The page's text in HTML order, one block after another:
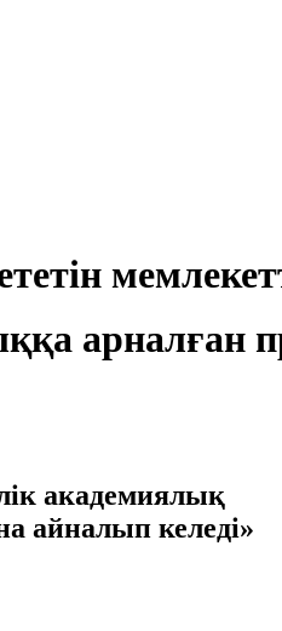
арналған
академиялық
айналып келеді»